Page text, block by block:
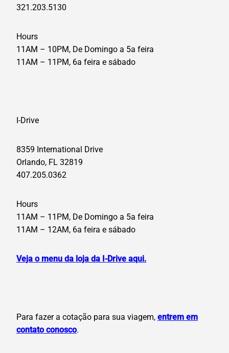
321.203.5130
Hours
11AM – 10PM, De Domingo a 5a feira
11AM – 11PM, 6a feira e sábado
I-Drive
8359 International Drive
Orlando, FL 32819
407.205.0362
Hours
11AM – 11PM, De Domingo a 5a feira
11AM – 12AM, 6a feira e sábado
Veja o menu da loja da I-Drive aqui.
Para fazer a cotação para sua viagem, entrem em
contato conosco.